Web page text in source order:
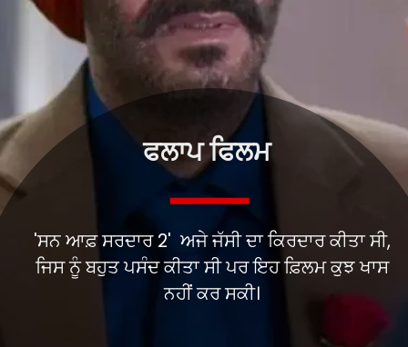
'ਸਨ ਆਫ਼ ਸਰਦਾਰ 2' ਅਜੇ ਜੱਸੀ ਦਾ ਕਿਰਦਾਰ ਕੀਤਾ ਸੀ,
ਜਿਸ ਨੂੰ ਬਹੁਤ ਪਸੰਦ ਕੀਤਾ ਸੀ ਪਰ ਇਹ ਫ਼ਿਲਮ ਕੁਝ ਖਾਸ
ਨਹੀਂ ਕਰ ਸਕੀ।
ਫਲਾਪ ਫਿਲਮ